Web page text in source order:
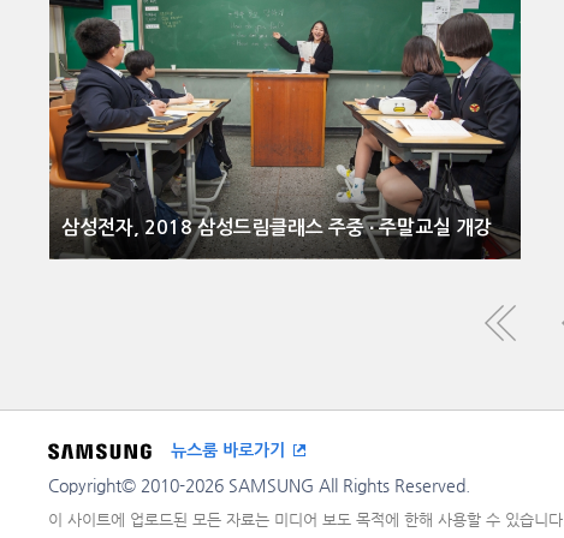
삼성전자, 2018 삼성드림클래스 주중 ∙ 주말교실 개강
뉴스룸 바로가기
Copyright© 2010-2026 SAMSUNG All Rights Reserved.
이 사이트에 업로드된 모든 자료는 미디어 보도 목적에 한해 사용할 수 있습니다.